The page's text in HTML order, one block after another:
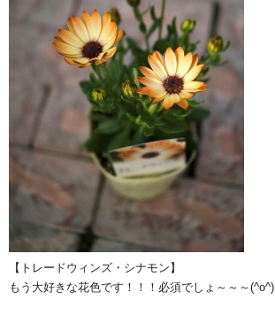
【トレードウィンズ・シナモン】
もう大好きな花色です！！！必須でしょ～～～(^o^)